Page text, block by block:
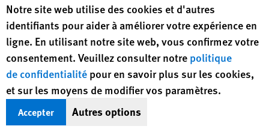
Footer
menu
Plan du site
Version texte
© 2026 Human Rights Watch
Human Rights Watch | 350 Fifth Avenue, 34th Floor | New York,
10118-3299
USA|t1.212.290.4700
Human Rights Watch cookie preferences
Notre site web utilise des cookies et d'autres
identifiants pour aider à améliorer votre expérience en
ligne. En utilisant notre site web, vous confirmez votre
consentement. Veuillez consulter notre politique
de confidentialité pour en savoir plus sur les cookies,
et sur les moyens de modifier vos paramètres.
Accepter Autres options